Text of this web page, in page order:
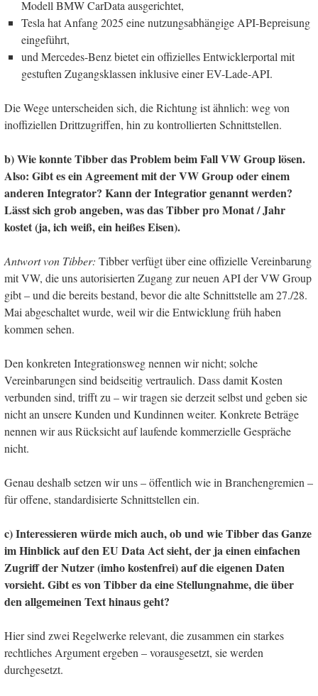
Modell BMW CarData ausgerichtet,
Tesla hat Anfang 2025 eine nutzungsabhängige API-Bepreisung
eingeführt,
und Mercedes-Benz bietet ein offizielles Entwicklerportal mit
gestuften Zugangsklassen inklusive einer EV-Lade-API.
Die Wege unterscheiden sich, die Richtung ist ähnlich: weg von
inoffiziellen Drittzugriffen, hin zu kontrollierten Schnittstellen.
b) Wie konnte Tibber das Problem beim Fall VW Group lösen.
Also: Gibt es ein Agreement mit der VW Group oder einem
anderen Integrator? Kann der Integratior genannt werden?
Lässt sich grob angeben, was das Tibber pro Monat / Jahr
kostet (ja, ich weiß, ein heißes Eisen).
Antwort von Tibber: Tibber verfügt über eine offizielle Vereinbarung
mit VW, die uns autorisierten Zugang zur neuen API der VW Group
gibt – und die bereits bestand, bevor die alte Schnittstelle am 27./28.
Mai abgeschaltet wurde, weil wir die Entwicklung früh haben
kommen sehen.
Den konkreten Integrationsweg nennen wir nicht; solche
Vereinbarungen sind beidseitig vertraulich. Dass damit Kosten
verbunden sind, trifft zu – wir tragen sie derzeit selbst und geben sie
nicht an unsere Kunden und Kundinnen weiter. Konkrete Beträge
nennen wir aus Rücksicht auf laufende kommerzielle Gespräche
nicht.
Genau deshalb setzen wir uns – öffentlich wie in Branchengremien –
für offene, standardisierte Schnittstellen ein.
c) Interessieren würde mich auch, ob und wie Tibber das Ganze
im Hinblick auf den EU Data Act sieht, der ja einen einfachen
Zugriff der Nutzer (imho kostenfrei) auf die eigenen Daten
vorsieht. Gibt es von Tibber da eine Stellungnahme, die über
den allgemeinen Text hinaus geht?
Hier sind zwei Regelwerke relevant, die zusammen ein starkes
rechtliches Argument ergeben – vorausgesetzt, sie werden
durchgesetzt.